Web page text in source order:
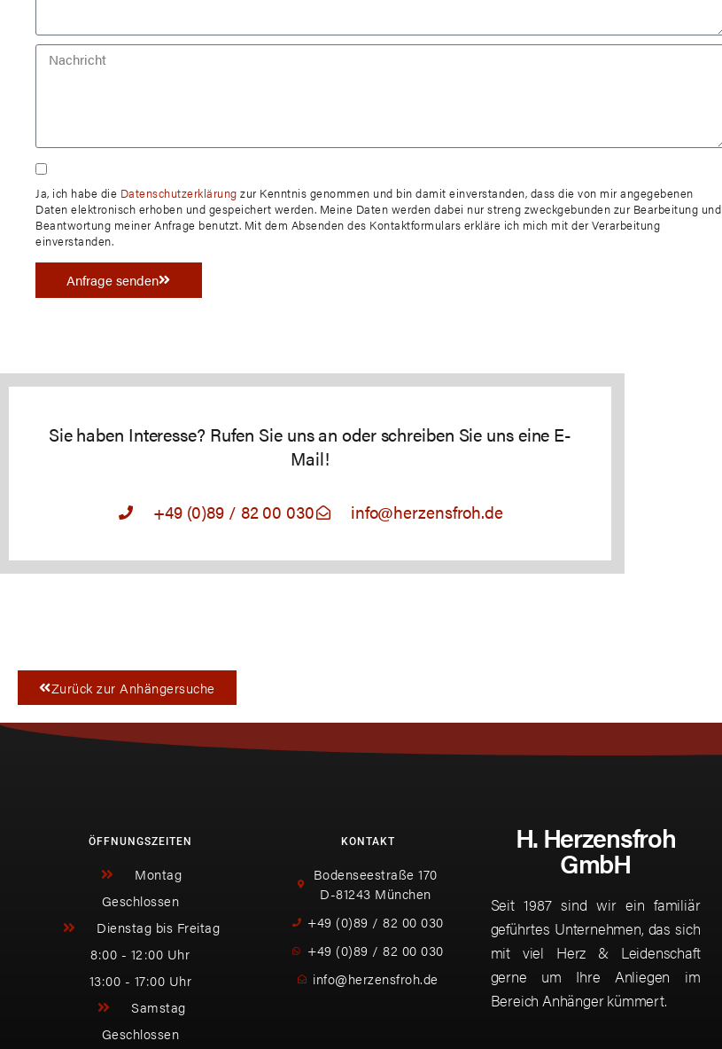
Ja, ich habe die Datenschutzerklärung zur Kenntnis genommen und bin damit einverstanden, dass die von mir angegebenen
Daten elektronisch erhoben und gespeichert werden. Meine Daten werden dabei nur streng zweckgebunden zur Bearbeitung und
Beantwortung meiner Anfrage benutzt. Mit dem Absenden des Kontaktformulars erkläre ich mich mit der Verarbeitung
einverstanden.
Anfrage senden
Sie haben Interesse? Rufen Sie uns an oder schreiben Sie uns eine E-
Mail!
+49 (0)89 / 82 00 030 info@herzensfroh.de
Zurück zur Anhängersuche
ÖFFNUNGSZEITEN
Montag
Geschlossen
Dienstag bis Freitag
8:00 - 12:00 Uhr
13:00 - 17:00 Uhr
Samstag
Geschlossen
KONTAKT
Bodenseestraße 170
D-81243 München
+49 (0)89 / 82 00 030
+49 (0)89 / 82 00 030
info@herzensfroh.de
H. Herzensfroh
GmbH
Seit 1987 sind wir ein familiär
geführtes Unternehmen, das sich
mit viel Herz & Leidenschaft
gerne um Ihre Anliegen im
Bereich Anhänger kümmert.